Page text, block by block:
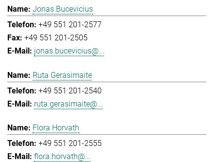
Jonas Bucevicius
+49 551 201-2577
+49 551 201-2505
jonas.bucevicius@...
Ruta Gerasimaite
+49 551 201-2540
ruta.gerasimaite@...
Flora Horvath
+49 551 201-2555
flora.horvath@...